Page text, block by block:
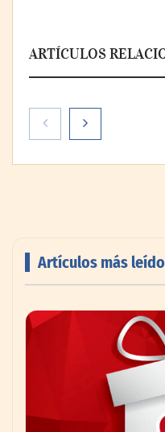
ARTÍCULOS
evitar la humedad
prevenir una de
Artículos más